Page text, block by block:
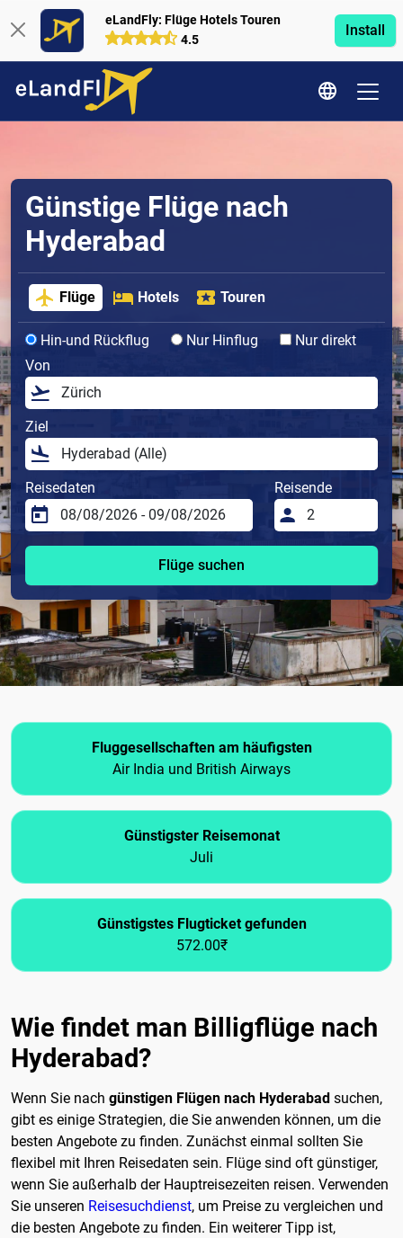
eLandFly: Flüge Hotels Touren
4.5
Install
Günstige Flüge nach
Hyderabad
Flüge Hotels Touren
Hin-und Rückflug Nur Hinflug
Nur direkt
Von
Ziel
Reisedaten Reisende
Flüge suchen
Fluggesellschaften am häufigsten
Air India und British Airways
Günstigster Reisemonat
Juli
Günstigstes Flugticket gefunden
572.00₹
Wie findet man Billigflüge nach
Hyderabad?
Wenn Sie nach günstigen Flügen nach Hyderabad suchen,
gibt es einige Strategien, die Sie anwenden können, um die
besten Angebote zu finden. Zunächst einmal sollten Sie
flexibel mit Ihren Reisedaten sein. Flüge sind oft günstiger,
wenn Sie außerhalb der Hauptreisezeiten reisen. Verwenden
Sie unseren Reisesuchdienst, um Preise zu vergleichen und
die besten Angebote zu finden. Ein weiterer Tipp ist,